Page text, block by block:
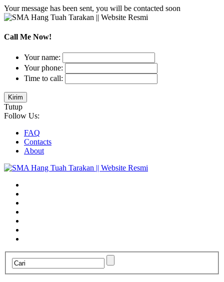
Your message has been sent, you will be contacted soon
Call Me Now!
Your name:
Your phone:
Time to call:
Tutup
Follow Us:
FAQ
Contacts
About